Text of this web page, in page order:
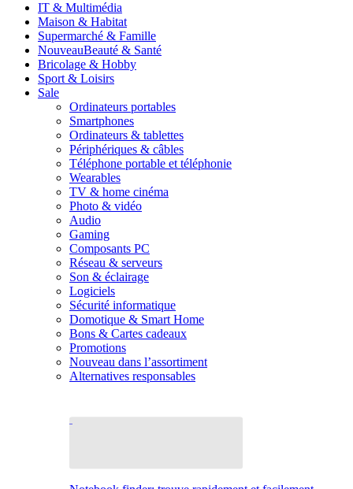
IT & Multimédia
Maison & Habitat
Supermarché & Famille
NouveauBeauté & Santé
Bricolage & Hobby
Sport & Loisirs
Sale
Ordinateurs portables
Smartphones
Ordinateurs & tablettes
Périphériques & câbles
Téléphone portable et téléphonie
Wearables
TV & home cinéma
Photo & vidéo
Audio
Gaming
Composants PC
Réseau & serveurs
Son & éclairage
Logiciels
Sécurité informatique
Domotique & Smart Home
Bons & Cartes cadeaux
Promotions
Nouveau dans l’assortiment
Alternatives responsables